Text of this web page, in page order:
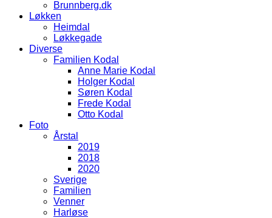
Brunnberg.dk
Løkken
Heimdal
Løkkegade
Diverse
Familien Kodal
Anne Marie Kodal
Holger Kodal
Søren Kodal
Frede Kodal
Otto Kodal
Foto
Årstal
2019
2018
2020
Sverige
Familien
Venner
Harløse